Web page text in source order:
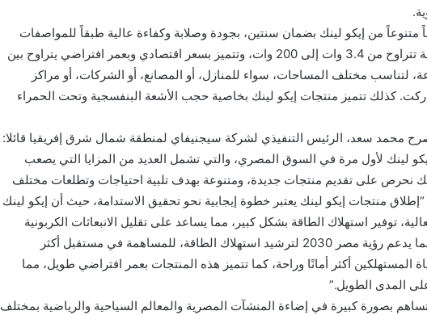
سيجنيفاي 11 منتجاً متنوعاً من إيكو لينك بضمان سنتين، بجودة وصلابة وكفاءة عالية طبقاً للمواصفات
العالمية، وبقدرات كهربائية تتراوح من 3.4 وات إلى 200 وات، وتتميز بسعر اقتصادي وبعمر افتراضي يتراوح بين
إلى 25,000 ساعة، لتناسب مختلف المساحات، سواء للمنازل، أو المصانع، أو الشركات، أو مراكز
كذلك تتميز منتجات إيكو لينك بخاصية حجب الأشعة البنفسجية وتحت الحمراء
محمد سعد، الرئيس التنفيذي لشركة سيجنيفاي لمنطقة شمال شرق إفريقيا قائلا:
لينك لأول مرة في السوق المصري، والتي تشمل العديد من المزايا التي يصعب
نحرص على تقديم منتجات جديدة، ومتنوعة بهدف تلبية احتياجات وتطلعات مختلف
منتجات إيكو لينك يعتبر خطوة إيجابية نحو تحقيق الاستدامة، حيث أن إيكو لينك
توفير استهلاك الطاقة بشكل كبير، مما يساعد على تقليل الانبعاثات الكربونية
وتحقيق الحياد الكربوني بما يدعم رؤية مصر 2030 لترشيد استهلاك الطاقة، للمساهمة في مستقبل أكثر
المستهلكين أكثر أمانًا وراحة، كما تتميز هذه المنتجات بعمر افتراضي طويل، مما
المدى الطويل.”
بصورة كبيرة في إضاءة المنشآت المصرية والمعالم السياحية والرياضية بمختلف